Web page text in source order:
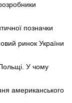
позначки
ринок України
У чому
американського